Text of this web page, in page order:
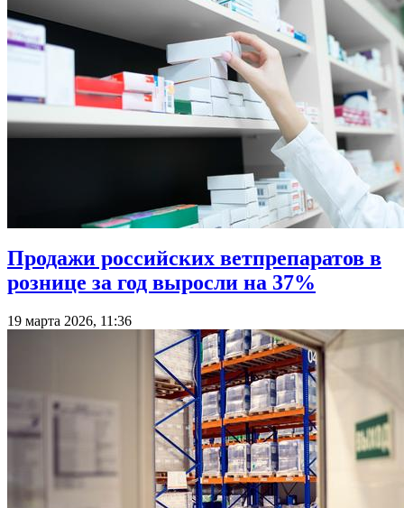
Продажи российских ветпрепаратов в
рознице за год выросли на 37%
19 марта 2026, 11:36